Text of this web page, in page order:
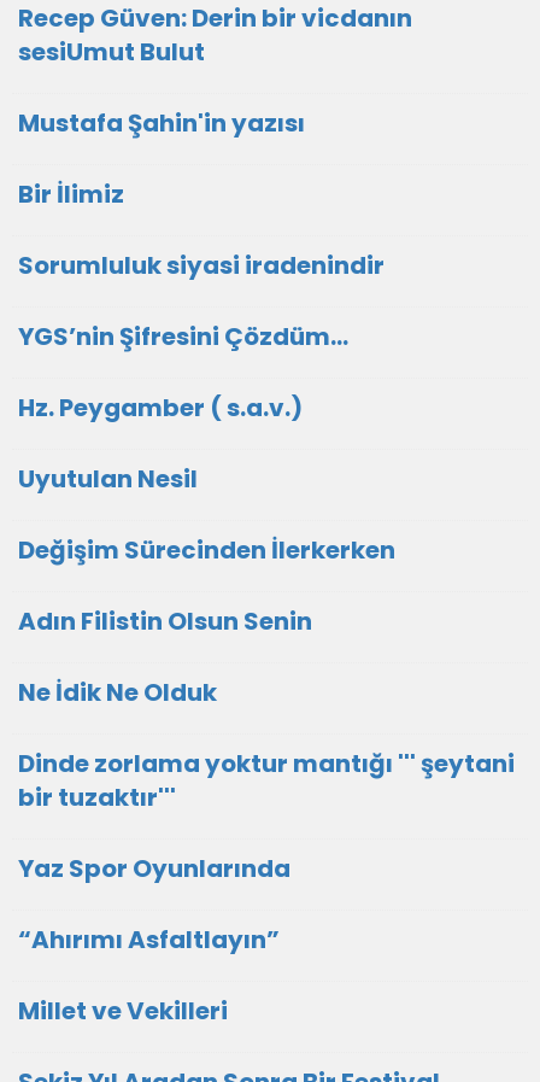
Recep Güven: Derin bir vicdanın
sesiUmut Bulut
Mustafa Şahin'in yazısı
Bir İlimiz
Sorumluluk siyasi iradenindir
YGS’nin Şifresini Çözdüm…
Hz. Peygamber ( s.a.v.)
Uyutulan Nesil
Değişim Sürecinden İlerkerken
Adın Filistin Olsun Senin
Ne İdik Ne Olduk
Dinde zorlama yoktur mantığı ''' şeytani
bir tuzaktır'''
Yaz Spor Oyunlarında
“Ahırımı Asfaltlayın”
Millet ve Vekilleri